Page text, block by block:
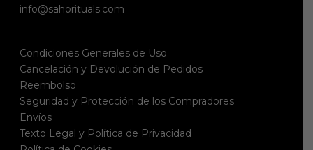
info@sahorituals.com
Condiciones Generales de Uso
Cancelación y Devolución de Pedidos
Reembolso
Seguridad y Protección de los Compradores
Envíos
Texto Legal y Política de Privacidad